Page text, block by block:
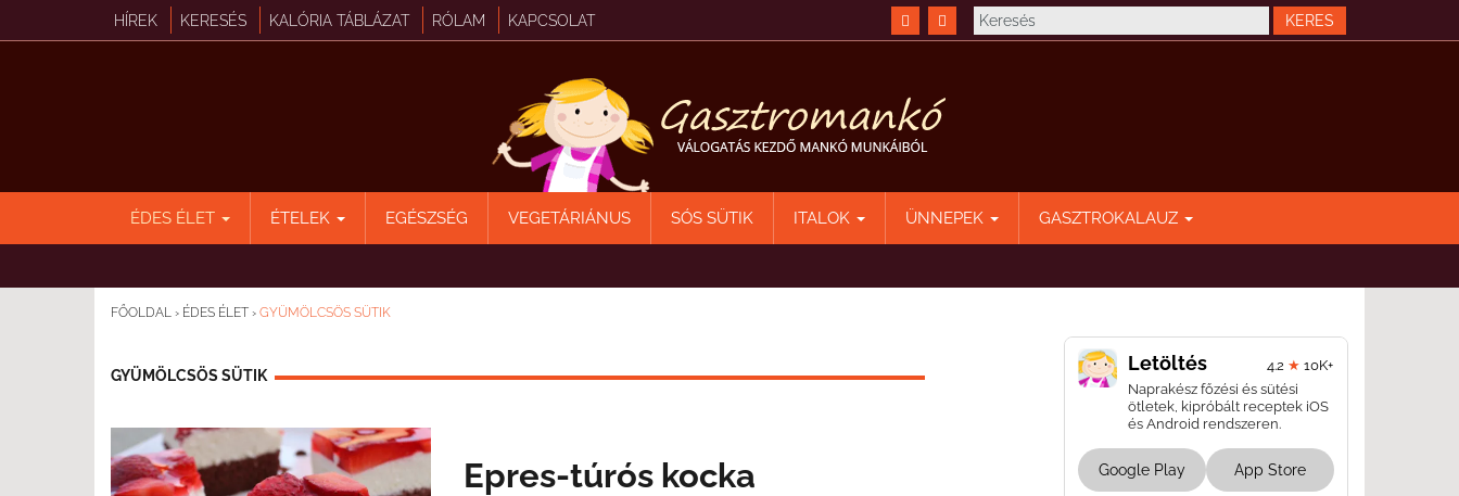
HÍREK KERESÉS KALÓRIA TÁBLÁZAT RÓLAM KAPCSOLAT
ÉDES ÉLET ÉTELEK EGÉSZSÉG VEGETÁRIÁNUS SÓS SÜTIK ITALOK ÜNNEPEK GASZTROKALAUZ
FŐOLDAL › ÉDES ÉLET › GYÜMÖLCSÖS SÜTIK
GYÜMÖLCSÖS SÜTIK
Epres-túrós kocka
Letöltés 4.2 ★ 10K+
Naprakész főzési és sütési
ötletek, kipróbált receptek iOS
és Android rendszeren.
Google Play App Store